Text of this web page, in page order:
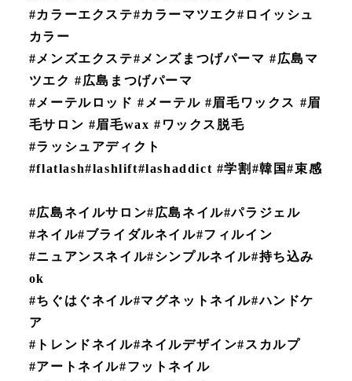
#カラーエクステ#カラーマツエク#ロイッシュ
カラー
#メンズエクステ#メンズまつげパーマ #広島マ
ツエク #広島まつげパーマ
#メーテルロッド #メーテル #眉毛ワックス #眉
毛サロン #眉毛wax #ワックス脱毛
#ラッシュアディクト
#flatlash#lashlift#lashaddict #学割#韓国#束感
#広島ネイルサロン#広島ネイル#パラジェル
#ネイル#ブライダルネイル#フィルイン
#ニュアンスネイル#シンプルネイル#持ち込み
ok
#ちぐはぐネイル#マグネットネイル#ハンドケ
ア
#トレンドネイル#ネイルデザイン#スカルプ
#アートネイル#フットネイル